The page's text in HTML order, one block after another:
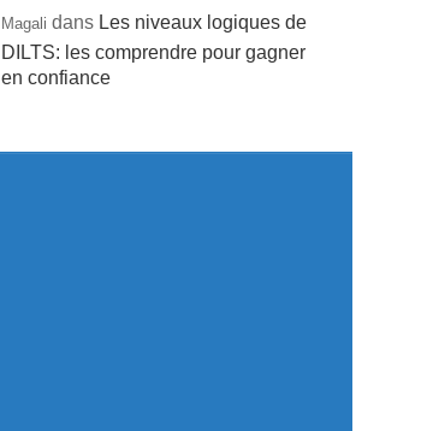
Magali dans Les niveaux logiques de
DILTS: les comprendre pour gagner
en confiance